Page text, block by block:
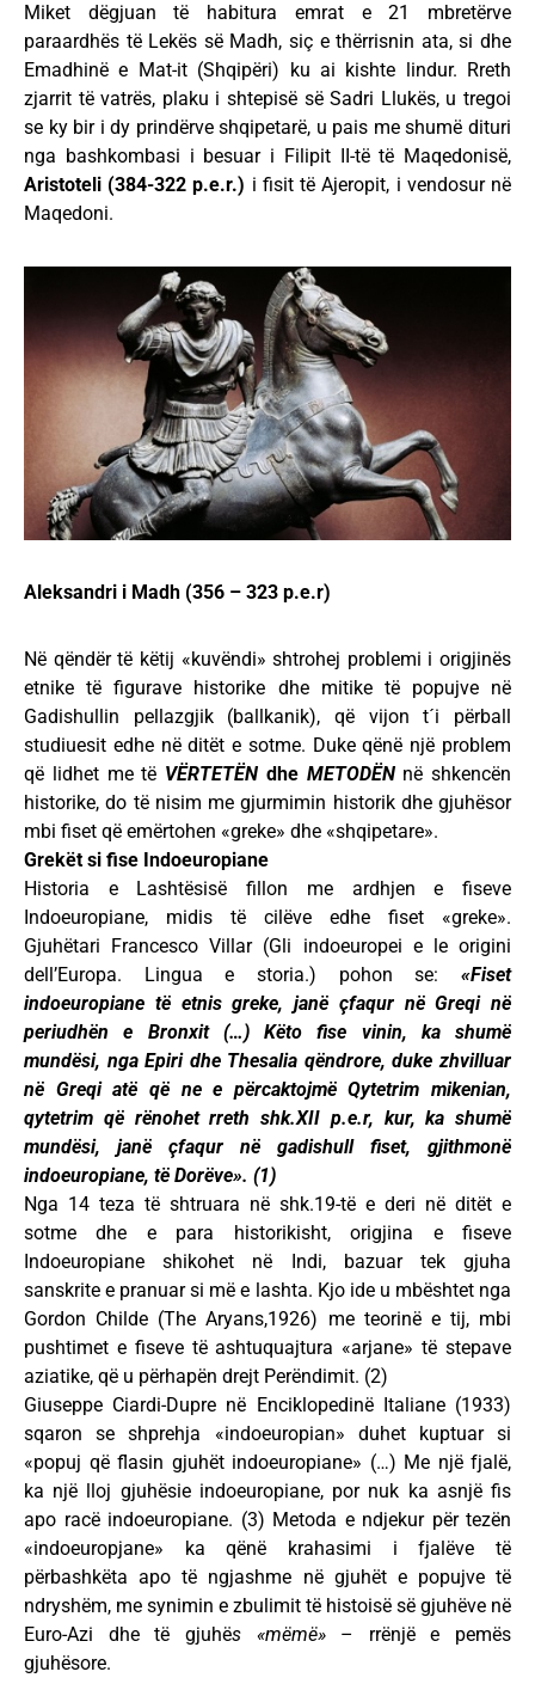
Miket dëgjuan të habitura emrat e 21 mbretërve
paraardhës të Lekës së Madh, siç e thërrisnin ata, si dhe
Emadhinë e Mat-it (Shqipëri) ku ai kishte lindur. Rreth
zjarrit të vatrës, plaku i shtepisë së Sadri Llukës, u tregoi
se ky bir i dy prindërve shqipetarë, u pais me shumë dituri
nga bashkombasi i besuar i Filipit II-të të Maqedonisë,
Aristoteli (384-322 p.e.r.) i fisit të Ajeropit, i vendosur në
Maqedoni.
Aleksandri i Madh (356 – 323 p.e.r)
Në qëndër të këtij «kuvëndi» shtrohej problemi i origjinës
etnike të figurave historike dhe mitike të popujve në
Gadishullin pellazgjik (ballkanik), që vijon t´i përball
studiuesit edhe në ditët e sotme. Duke qënë një problem
që lidhet me të VËRTETËN dhe METODËNnë shkencën
historike, do të nisim me gjurmimin historik dhe gjuhësor
mbi fiset që emërtohen «greke» dhe «shqipetare».
Grekët si fise Indoeuropiane
Historia e Lashtësisë fillon me ardhjen e fiseve
Indoeuropiane, midis të cilëve edhe fiset «greke».
Gjuhëtari Francesco Villar (Gli indoeuropei e le origini
dell’Europa. Lingua e storia.) pohon se:
«Fiset
indoeuropiane të etnis greke, janë çfaqur në Greqi në
periudhën e Bronxit (…) Këto fise vinin, ka shumë
mundësi, nga Epiri dhe Thesalia qëndrore, duke zhvilluar
në Greqi atë që ne e përcaktojmë Qytetrim mikenian,
qytetrim që rënohet rreth shk.XII p.e.r, kur, ka shumë
mundësi, janë çfaqur në gadishull fiset, gjithmonë
indoeuropiane, të Dorëve». (1)
Nga 14 teza të shtruara në shk.19-të e deri në ditët e
sotme dhe e para historikisht, origjina e fiseve
Indoeuropiane shikohet në Indi, bazuar tek gjuha
sanskrite e pranuar si më e lashta. Kjo ide u mbështet nga
Gordon Childe (The Aryans,1926) me teorinë e tij, mbi
pushtimet e fiseve të ashtuquajtura «arjane» të stepave
aziatike, që u përhapën drejt Perëndimit. (2)
Giuseppe Ciardi-Dupre në Enciklopedinë Italiane (1933)
sqaron se shprehja «indoeuropian» duhet kuptuar si
«popuj që flasin gjuhët indoeuropiane» (…) Me një fjalë,
ka një lloj gjuhësie indoeuropiane, por nuk ka asnjë fis
apo racë indoeuropiane. (3) Metoda e ndjekur për tezën
«indoeuropjane» ka qënë krahasimi i fjalëve të
përbashkëta apo të ngjashme në gjuhët e popujve të
ndryshëm, me synimin e zbulimit të histoisë së gjuhëve në
Euro-Azi dhe të gjuhës «mëmë» – rrënjë e pemës
gjuhësore.